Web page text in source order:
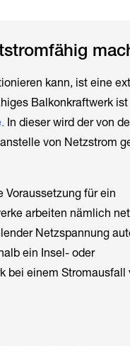
kann, ist eine
Balkonkraftwerk
In dieser wird der von
von Netzstrom
für ein
arbeiten nämlich
Netzspannung
ein Insel- oder
bei einem Stromausfall